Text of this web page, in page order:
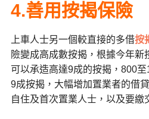
4.善用按揭保險
上車人士另一個較直接的多借按
險變成高成數按揭，根據今年
可以承造高達9成的按揭，800
9成按揭，大幅增加置業者的借
自住及首次置業人士，以及要繳